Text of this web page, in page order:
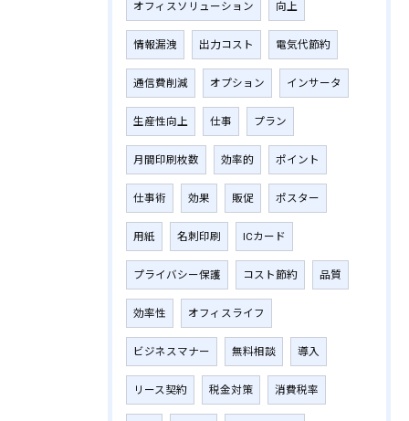
オフィスソリューション 向上
情報漏洩 出力コスト 電気代節約
通信費削減 オプション インサータ
生産性向上 仕事 プラン
月間印刷枚数 効率的 ポイント
仕事術 効果 販促 ポスター
用紙 名刺印刷 ICカード
プライバシー保護 コスト節約 品質
効率性 オフィスライフ
ビジネスマナー 無料相談 導入
リース契約 税金対策 消費税率